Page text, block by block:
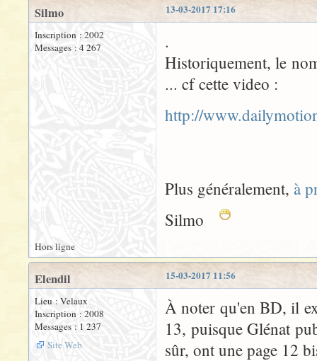
13-03-2017 17:16
Silmo
Inscription : 2002
Messages : 4 267
.
Historiquement, le
... cf cette video :
http://
Plus généralement, à
Silmo
Hors ligne
15-03-2017 11:56
Elendil
Lieu : Velaux
Inscription : 2008
Messages : 1 237
Site Web
À noter qu'en BD, il
13, puisque Glénat
sûr, ont une page 12